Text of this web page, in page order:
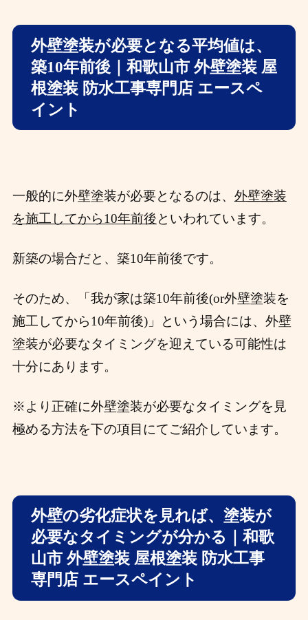
外壁塗装が必要となる平均値は、
築10年前後｜和歌山市 外壁塗装 屋
根塗装 防水工事専門店 エースペ
イント
一般的に外壁塗装が必要となるのは、 外壁塗装
を施工してから10年前後といわれています。
新築の場合だと、築10年前後です。
そのため、「我が家は築10年前後(or外壁塗装を
施工してから10年前後)」という場合には、外壁
塗装が必要なタイミングを迎えている可能性は
十分にあります。
※より正確に外壁塗装が必要なタイミングを見
極める方法を下の項目にてご紹介しています。
外壁の劣化症状を見れば、塗装が
必要なタイミングが分かる｜和歌
山市 外壁塗装 屋根塗装 防水工事
専門店 エースペイント